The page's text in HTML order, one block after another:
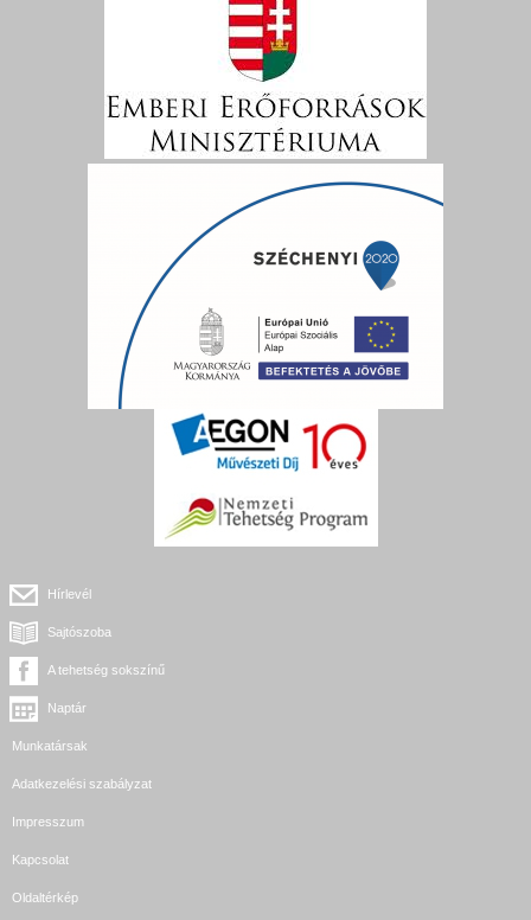
Hírlevél
Sajtószoba
A tehetség sokszínű
Naptár
Munkatársak
Adatkezelési szabályzat
Impresszum
Kapcsolat
Oldaltérkép